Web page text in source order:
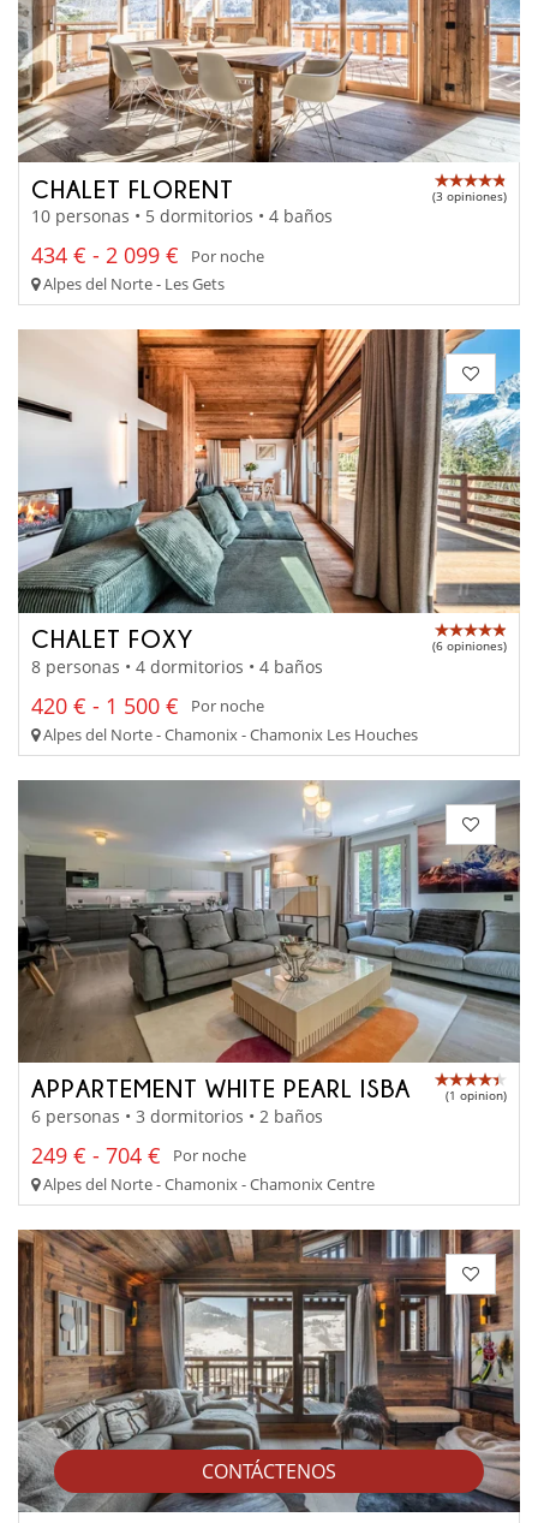
CONTÁCTENOS
CHALET FLORENT (3 opiniones)
10 personas • 5 dormitorios • 4 baños
434 € - 2 099 €
Por noche
Alpes del Norte - Les Gets
CHALET FOXY (6 opiniones)
8 personas • 4 dormitorios • 4 baños
420 € - 1 500 €
Por noche
Alpes del Norte - Chamonix - Chamonix Les Houches
APPARTEMENT WHITE PEARL ISBA (1 opinion)
6 personas • 3 dormitorios • 2 baños
249 € - 704 €
Por noche
Alpes del Norte - Chamonix - Chamonix Centre